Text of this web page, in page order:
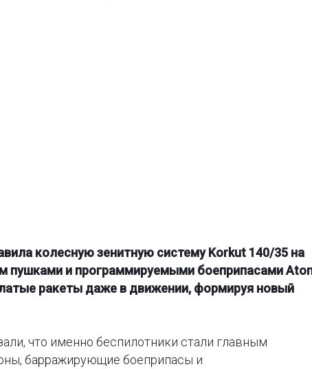
колесную зенитную систему Korkut 140/35 на
пушками и программируемыми боеприпасами
ракеты даже в движении, формируя новый
что именно беспилотники стали главным
барражирующие боеприпасы и